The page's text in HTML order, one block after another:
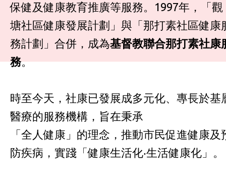
保健及健康教育推廣等服務。1997年，「觀
塘社區健康發展計劃」與「那打素社區健康
務計劃」合併，成為基督教聯合那打素社康
務。
時至今天，社康已發展成多元化、專長於基
醫療的服務機構，旨在秉承
「全人健康」的理念，推動市民促進健康及
防疾病，實踐「健康生活化‧生活健康化」。